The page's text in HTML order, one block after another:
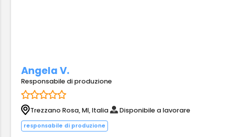
Angela V.
Responsabile di produzione
Trezzano Rosa, MI, Italia Disponibile a lavorare
responsabile di produzione